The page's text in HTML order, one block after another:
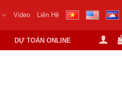
Video Liên Hệ
DỰ TOÁN ONLINE